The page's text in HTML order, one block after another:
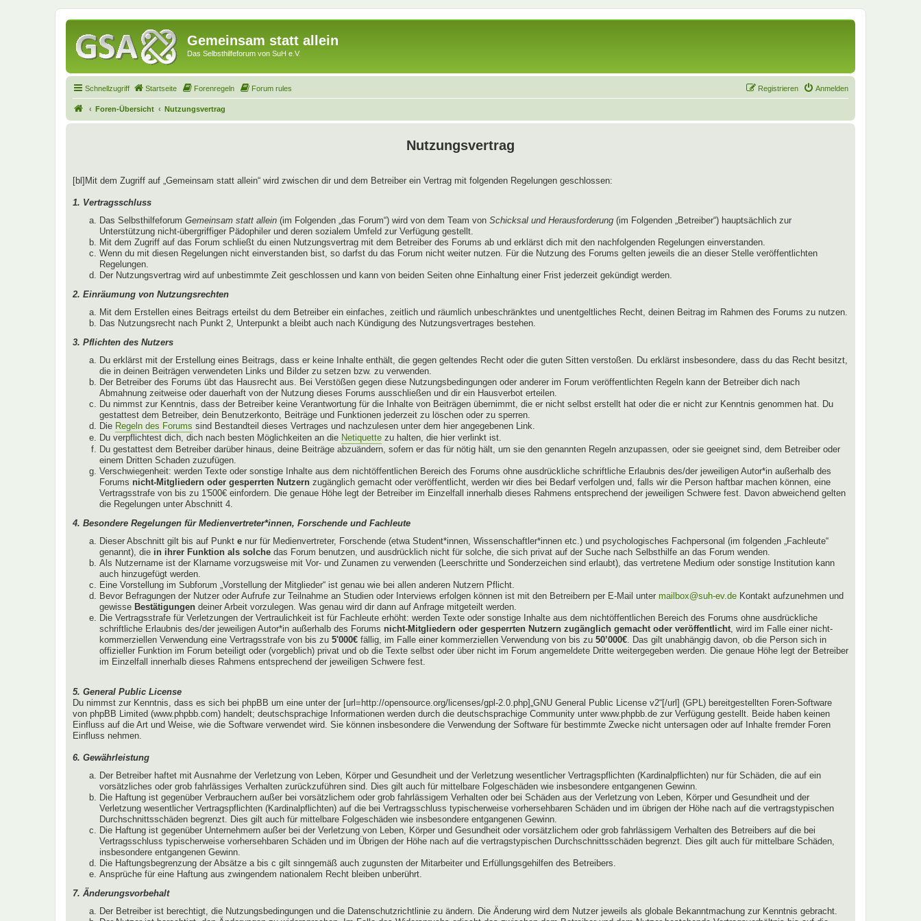
Gemeinsam statt allein
Das Selbsthilfeforum von SuH e.V.
Schnellzugriff Startseite Forenregeln Forum rules Anmelden
Registrieren
Foren-Übersicht Nutzungsvertrag
Nutzungsvertrag
[bl]Mit dem Zugriff auf „Gemeinsam statt allein“ wird zwischen dir und dem Betreiber ein Vertrag mit folgenden Regelungen geschlossen:
1. Vertragsschluss
Das Selbsthilfeforum Gemeinsam statt allein (im Folgenden „das Forum“) wird von dem Team von Schicksal und Herausforderung (im Folgenden „Betreiber“) hauptsächlich zur
Unterstützung nicht-übergriffiger Pädophiler und deren sozialem Umfeld zur Verfügung gestellt.
Mit dem Zugriff auf das Forum schließt du einen Nutzungsvertrag mit dem Betreiber des Forums ab und erklärst dich mit den nachfolgenden Regelungen einverstanden.
Wenn du mit diesen Regelungen nicht einverstanden bist, so darfst du das Forum nicht weiter nutzen. Für die Nutzung des Forums gelten jeweils die an dieser Stelle veröffentlichten
Regelungen.
Der Nutzungsvertrag wird auf unbestimmte Zeit geschlossen und kann von beiden Seiten ohne Einhaltung einer Frist jederzeit gekündigt werden.
2. Einräumung von Nutzungsrechten
Mit dem Erstellen eines Beitrags erteilst du dem Betreiber ein einfaches, zeitlich und räumlich unbeschränktes und unentgeltliches Recht, deinen Beitrag im Rahmen des Forums zu nutzen.
Das Nutzungsrecht nach Punkt 2, Unterpunkt a bleibt auch nach Kündigung des Nutzungsvertrages bestehen.
3. Pflichten des Nutzers
Du erklärst mit der Erstellung eines Beitrags, dass er keine Inhalte enthält, die gegen geltendes Recht oder die guten Sitten verstoßen. Du erklärst insbesondere, dass du das Recht besitzt,
die in deinen Beiträgen verwendeten Links und Bilder zu setzen bzw. zu verwenden.
Der Betreiber des Forums übt das Hausrecht aus. Bei Verstößen gegen diese Nutzungsbedingungen oder anderer im Forum veröffentlichten Regeln kann der Betreiber dich nach
Abmahnung zeitweise oder dauerhaft von der Nutzung dieses Forums ausschließen und dir ein Hausverbot erteilen.
Du nimmst zur Kenntnis, dass der Betreiber keine Verantwortung für die Inhalte von Beiträgen übernimmt, die er nicht selbst erstellt hat oder die er nicht zur Kenntnis genommen hat. Du
gestattest dem Betreiber, dein Benutzerkonto, Beiträge und Funktionen jederzeit zu löschen oder zu sperren.
Die Regeln des Forums sind Bestandteil dieses Vertrages und nachzulesen unter dem hier angegebenen Link.
Du verpflichtest dich, dich nach besten Möglichkeiten an die Netiquette zu halten, die hier verlinkt ist.
Du gestattest dem Betreiber darüber hinaus, deine Beiträge abzuändern, sofern er das für nötig hält, um sie den genannten Regeln anzupassen, oder sie geeignet sind, dem Betreiber oder
einem Dritten Schaden zuzufügen.
Verschwiegenheit: werden Texte oder sonstige Inhalte aus dem nichtöffentlichen Bereich des Forums ohne ausdrückliche schriftliche Erlaubnis des/der jeweiligen Autor*in außerhalb des
Forums nicht-Mitgliedern oder gesperrten Nutzern zugänglich gemacht oder veröffentlicht, werden wir dies bei Bedarf verfolgen und, falls wir die Person haftbar machen können, eine
Vertragsstrafe von bis zu 1'500€ einfordern. Die genaue Höhe legt der Betreiber im Einzelfall innerhalb dieses Rahmens entsprechend der jeweiligen Schwere fest. Davon abweichend gelten
die Regelungen unter Abschnitt 4.
4. Besondere Regelungen für Medienvertreter*innen, Forschende und Fachleute
Dieser Abschnitt gilt bis auf Punkt e nur für Medienvertreter, Forschende (etwa Student*innen, Wissenschaftler*innen etc.) und psychologisches Fachpersonal (im folgenden „Fachleute“
genannt), die in ihrer Funktion als solche das Forum benutzen, und ausdrücklich nicht für solche, die sich privat auf der Suche nach Selbsthilfe an das Forum wenden.
Als Nutzername ist der Klarname vorzugsweise mit Vor- und Zunamen zu verwenden (Leerschritte und Sonderzeichen sind erlaubt), das vertretene Medium oder sonstige Institution kann
auch hinzugefügt werden.
Eine Vorstellung im Subforum „Vorstellung der Mitglieder“ ist genau wie bei allen anderen Nutzern Pflicht.
Bevor Befragungen der Nutzer oder Aufrufe zur Teilnahme an Studien oder Interviews erfolgen können ist mit den Betreibern per E-Mail unter mailbox@suh-ev.de Kontakt aufzunehmen und
gewisse Bestätigungen deiner Arbeit vorzulegen. Was genau wird dir dann auf Anfrage mitgeteilt werden.
Die Vertragsstrafe für Verletzungen der Vertraulichkeit ist für Fachleute erhöht: werden Texte oder sonstige Inhalte aus dem nichtöffentlichen Bereich des Forums ohne ausdrückliche
schriftliche Erlaubnis des/der jeweiligen Autor*in außerhalb des Forums nicht-Mitgliedern oder gesperrten Nutzern zugänglich gemacht oder veröffentlicht, wird im Falle einer nicht-
kommerziellen Verwendung eine Vertragsstrafe von bis zu 5'000€ fällig, im Falle einer kommerziellen Verwendung von bis zu 50’000€. Das gilt unabhängig davon, ob die Person sich in
offizieller Funktion im Forum beteiligt oder (vorgeblich) privat und ob die Texte selbst oder über nicht im Forum angemeldete Dritte weitergegeben werden. Die genaue Höhe legt der Betreiber
im Einzelfall innerhalb dieses Rahmens entsprechend der jeweiligen Schwere fest.
5. General Public License
Du nimmst zur Kenntnis, dass es sich bei phpBB um eine unter der [url=http://opensource.org/licenses/gpl-2.0.php]„GNU General Public License v2“[/url] (GPL) bereitgestellten Foren-Software
von phpBB Limited (www.phpbb.com) handelt; deutschsprachige Informationen werden durch die deutschsprachige Community unter www.phpbb.de zur Verfügung gestellt. Beide haben keinen
Einfluss auf die Art und Weise, wie die Software verwendet wird. Sie können insbesondere die Verwendung der Software für bestimmte Zwecke nicht untersagen oder auf Inhalte fremder Foren
Einfluss nehmen.
6. Gewährleistung
Der Betreiber haftet mit Ausnahme der Verletzung von Leben, Körper und Gesundheit und der Verletzung wesentlicher Vertragspflichten (Kardinalpflichten) nur für Schäden, die auf ein
vorsätzliches oder grob fahrlässiges Verhalten zurückzuführen sind. Dies gilt auch für mittelbare Folgeschäden wie insbesondere entgangenen Gewinn.
Die Haftung ist gegenüber Verbrauchern außer bei vorsätzlichem oder grob fahrlässigem Verhalten oder bei Schäden aus der Verletzung von Leben, Körper und Gesundheit und der
Verletzung wesentlicher Vertragspflichten (Kardinalpflichten) auf die bei Vertragsschluss typischerweise vorhersehbaren Schäden und im übrigen der Höhe nach auf die vertragstypischen
Durchschnittsschäden begrenzt. Dies gilt auch für mittelbare Folgeschäden wie insbesondere entgangenen Gewinn.
Die Haftung ist gegenüber Unternehmern außer bei der Verletzung von Leben, Körper und Gesundheit oder vorsätzlichem oder grob fahrlässigem Verhalten des Betreibers auf die bei
Vertragsschluss typischerweise vorhersehbaren Schäden und im Übrigen der Höhe nach auf die vertragstypischen Durchschnittsschäden begrenzt. Dies gilt auch für mittelbare Schäden,
insbesondere entgangenen Gewinn.
Die Haftungsbegrenzung der Absätze a bis c gilt sinngemäß auch zugunsten der Mitarbeiter und Erfüllungsgehilfen des Betreibers.
Ansprüche für eine Haftung aus zwingendem nationalem Recht bleiben unberührt.
7. Änderungsvorbehalt
Der Betreiber ist berechtigt, die Nutzungsbedingungen und die Datenschutzrichtlinie zu ändern. Die Änderung wird dem Nutzer jeweils als globale Bekanntmachung zur Kenntnis gebracht.